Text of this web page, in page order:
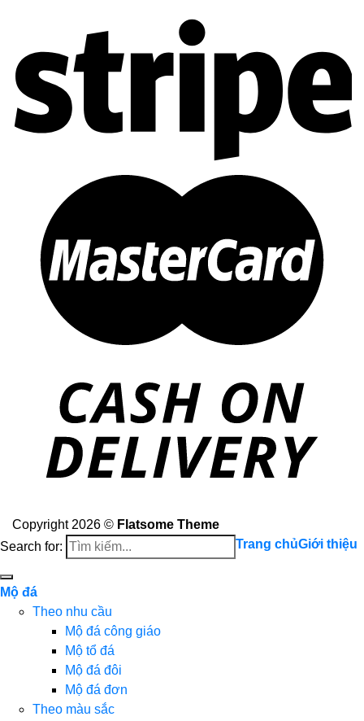
Copyright 2026 © Flatsome Theme
Search for:
Trang chủGiới thiệu
Mộ đá
Theo nhu cầu
Mộ đá công giáo
Mộ tổ đá
Mộ đá đôi
Mộ đá đơn
Theo màu sắc